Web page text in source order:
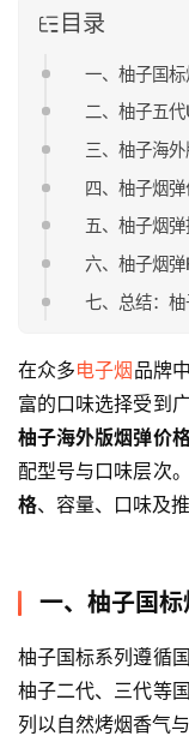
目录
一、柚子国
二、柚子五
三、柚子海
四、柚子烟
五、柚子烟
六、柚子烟
七、总结：
在众多电子烟 品牌中
富的口味选择受到
柚子海外版烟弹价
配型号与口味层次
格、容量、口味及
一、柚子国
柚子国标系列遵循
柚子二代、三代等
列以自然烤烟香气